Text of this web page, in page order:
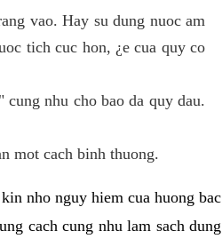
vao. Hay su dung nuoc am
tich cuc hon, ¿e cua quy co
nhu cho bao da quy dau.
mot cach binh thuong.
nho nguy hiem cua huong bac
cach cung nhu lam sach dung